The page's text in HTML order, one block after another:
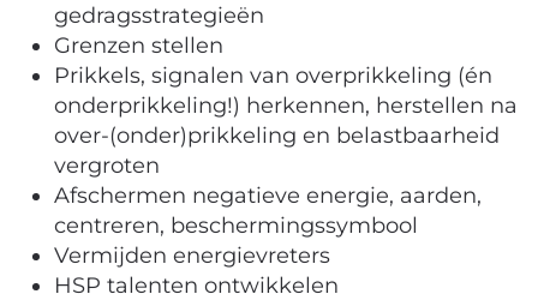
gedragsstrategieën
Grenzen stellen
Prikkels, signalen van overprikkeling (én
onderprikkeling!) herkennen, herstellen na
over-(onder)prikkeling en belastbaarheid
vergroten
Afschermen negatieve energie, aarden,
centreren, beschermingssymbool
Vermijden energievreters
HSP talenten ontwikkelen